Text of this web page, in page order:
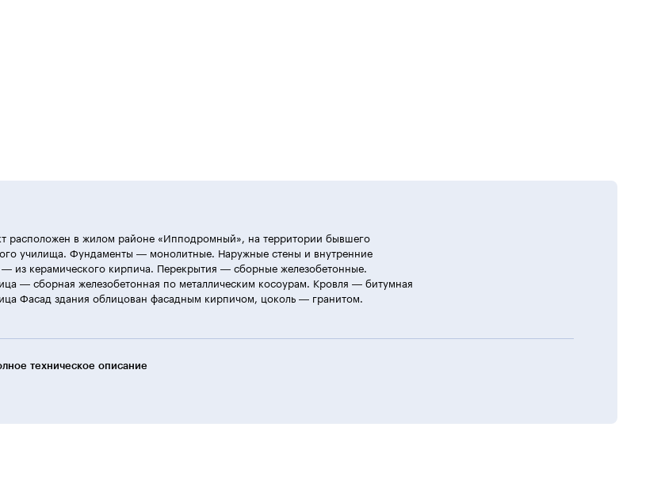
расположен в жилом районе «Ипподромный», на территории бывшего
училища. Фундаменты — монолитные. Наружные стены и внутренние
— из керамического кирпича. Перекрытия — сборные железобетонные.
— сборная железобетонная по металлическим косоурам. Кровля — битумная
Фасад здания облицован фасадным кирпичом, цоколь — гранитом.
техническое описание